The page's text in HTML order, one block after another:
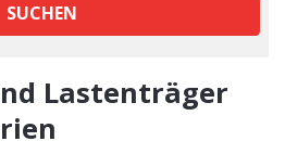
SUCHEN
Lastenträger